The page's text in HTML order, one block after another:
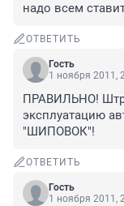
надо всем
ОТВЕТИТЬ
Гость
1 ноября 2011,
ПРАВИЛЬНО!
эксплуатацию
"ШИПОВОК"!
ОТВЕТИТЬ
Гость
1 ноября 2011,